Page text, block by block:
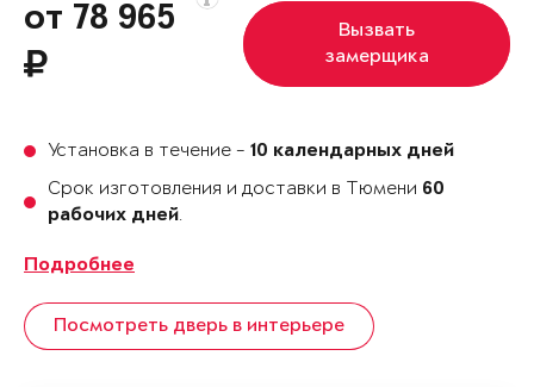
от 78 965
Вызвать
замерщика
Установка в течение - 10 календарных дней
Срок изготовления и доставки в Тюмени 60
рабочих дней.
Подробнее
Посмотреть дверь в интерьере